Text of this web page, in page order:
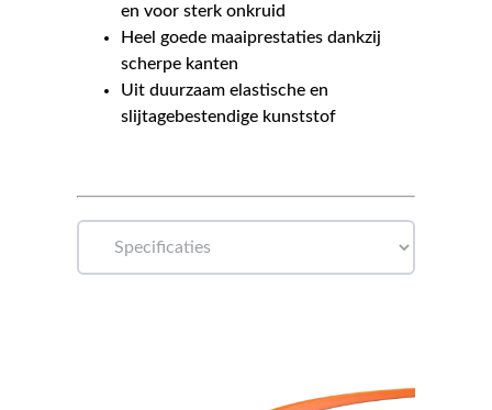
en voor sterk onkruid
Heel goede maaiprestaties dankzij
scherpe kanten
Uit duurzaam elastische en
slijtagebestendige kunststof